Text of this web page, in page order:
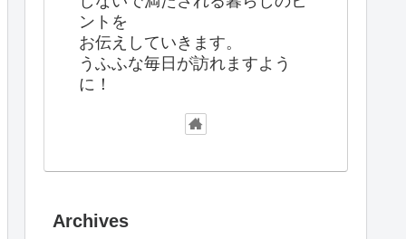
ントを
お伝えしていきます。
うふふな毎日が訪れますよう
に！
Archives